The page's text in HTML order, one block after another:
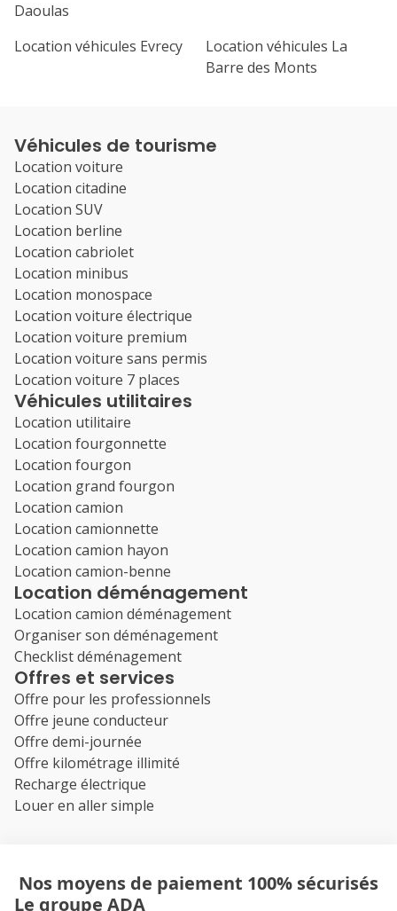
Daoulas
Location véhicules Evrecy
Location véhicules La
Barre des Monts
Véhicules de tourisme
Location voiture
Location citadine
Location SUV
Location berline
Location cabriolet
Location minibus
Location monospace
Location voiture électrique
Location voiture premium
Location voiture sans permis
Location voiture 7 places
Véhicules utilitaires
Location utilitaire
Location fourgonnette
Location fourgon
Location grand fourgon
Location camion
Location camionnette
Location camion hayon
Location camion-benne
Location déménagement
Location camion déménagement
Organiser son déménagement
Checklist déménagement
Offres et services
Offre pour les professionnels
Offre jeune conducteur
Offre demi-journée
Offre kilométrage illimité
Recharge électrique
Louer en aller simple
Nos moyens de paiement 100% sécurisés
Le groupe ADA